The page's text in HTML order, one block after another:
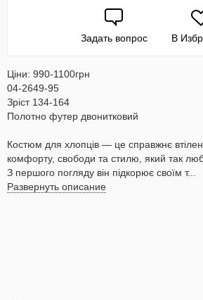
Задать вопрос В
Ціни: 990-1100грн
04-2649-95
Зріст 134-164
Полотно футер двонитковий
Костюм для хлопців — це справжнє
комфорту, свободи та стилю, який так
З першого погляду він підкорює своїм т...
Развернуть описание